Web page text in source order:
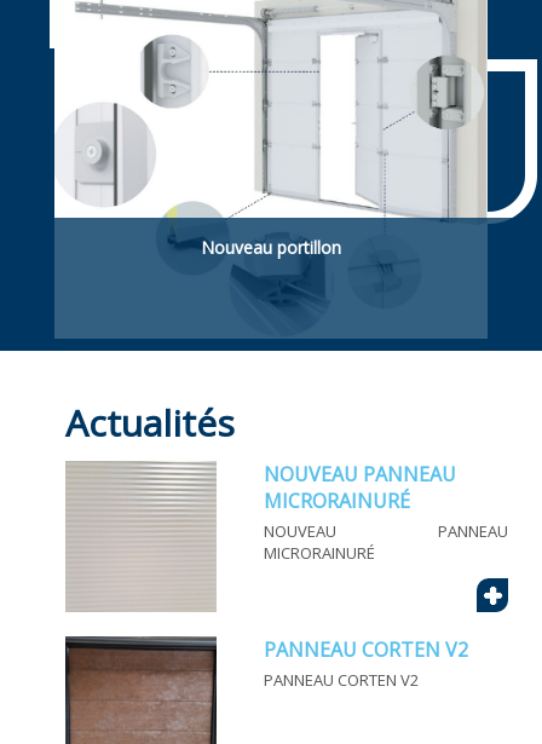
Nouveau portillon
Actualités
NOUVEAU PANNEAU
MICRORAINURÉ
NOUVEAU PANNEAU
MICRORAINURÉ
+
PANNEAU CORTEN V2
PANNEAU CORTEN V2